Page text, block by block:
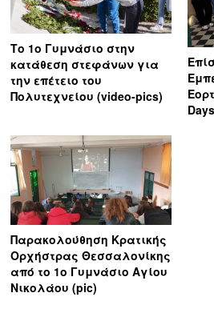
Το 1ο Γυμνάσιο στην
κατάθεση στεφάνων για
την επέτειο του
Πολυτεχνείου (video-pics)
Παρακολούθηση Κρατικής
Ορχήστρας Θεσσαλονίκης
από το 1ο Γυμνάσιο Αγίου
Νικολάου (pic)